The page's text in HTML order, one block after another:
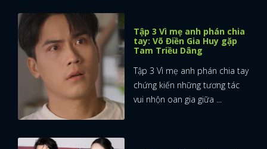
Tập 3 Vì mẹ anh phán chia
tay: Võ Điền Gia Huy gặp
Tam Triều Dâng
Tập 3 Vì mẹ anh phán chia tay
chứng kiến những tương tác
vui nhộn oan gia giữa ...